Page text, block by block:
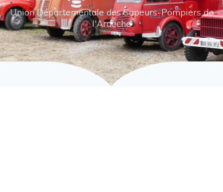
Union Départementale des Sapeurs-Pompiers de
l'Ardèche